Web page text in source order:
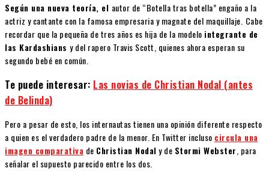
Según una nueva teoría, el autor de “Botella tras botella” engaño a la
actriz y cantante con la famosa empresaria y magnate del maquillaje. Cabe
recordar que la pequeña de tres años es hija de la modelo integrante de
las Kardashians y del rapero Travis Scott, quienes ahora esperan su
segundo bebé en común.
Te puede interesar: Las novias de Christian Nodal (antes
de Belinda)
Pero a pesar de esto, los internautas tienen una opinión diferente respecto
a quien es el verdadero padre de la menor. En Twitter incluso circula una
imagen comparativa de Christian Nodaly de Stormi Webster, para
señalar el supuesto parecido entre los dos.